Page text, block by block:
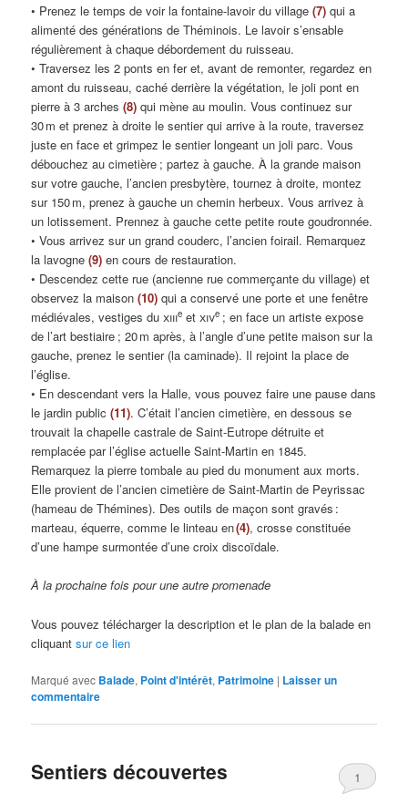
• Prenez le temps de voir la fontaine-lavoir du village(7) qui a
alimenté des générations de Théminois. Le lavoir s’ensable
régulièrement à chaque débordement du ruisseau.
• Traversez les 2 ponts en fer et, avant de remonter, regardez en
amont du ruisseau, caché derrière la végétation, le joli pont en
pierre à 3 arches(8) qui mène au moulin. Vous continuez sur
30 m et prenez à droite le sentier qui arrive à la route, traversez
juste en face et grimpez le sentier longeant un joli parc. Vous
débouchez au cimetière ; partez à gauche. À la grande maison
sur votre gauche, l’ancien presbytère, tournez à droite, montez
sur 150 m, prenez à gauche un chemin herbeux. Vous arrivez à
un lotissement. Prennez à gauche cette petite route goudronnée.
• Vous arrivez sur un grand couderc, l’ancien foirail. Remarquez
la lavogne(9) en cours de restauration.
• Descendez cette rue (ancienne rue commerçante du village) et
observez la maison(10) qui a conservé une porte et une fenêtre
médiévales, vestiges duxiiie etxive ; en face un artiste expose
de l’art bestiaire ; 20 m après, à l’angle d’une petite maison sur la
gauche, prenez le sentier (la caminade). Il rejoint la place de
l’église.
• En descendant vers la Halle, vous pouvez faire une pause dans
le jardin public(11). C’était l’ancien cimetière, en dessous se
trouvait la chapelle castrale de Saint-Eutrope détruite et
remplacée par l’église actuelle Saint-Martin en 1845.
Remarquez la pierre tombale au pied du monument aux morts.
Elle provient de l’ancien cimetière de Saint-Martin de Peyrissac
(hameau de Thémines). Des outils de maçon sont gravés :
marteau, équerre, comme le linteau en(4), crosse constituée
d’une hampe surmontée d’une croix discoïdale.
À la prochaine fois pour une autre promenade
Vous pouvez télécharger la description et le plan de la balade en
cliquantsur ce lien
Marqué avec Balade, Point d'intérêt, Patrimoine | Laisser un
commentaire
Sentiers découvertes 1